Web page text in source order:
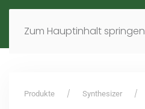
Zum Hauptinhalt springen
EN
Produkte Synthesizer